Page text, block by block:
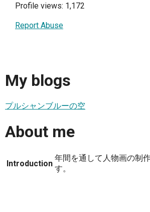
Profile views: 1,172
Report Abuse
My blogs
プルシャンブルーの空
About me
Introduction
年間を通して人物画の制
す。